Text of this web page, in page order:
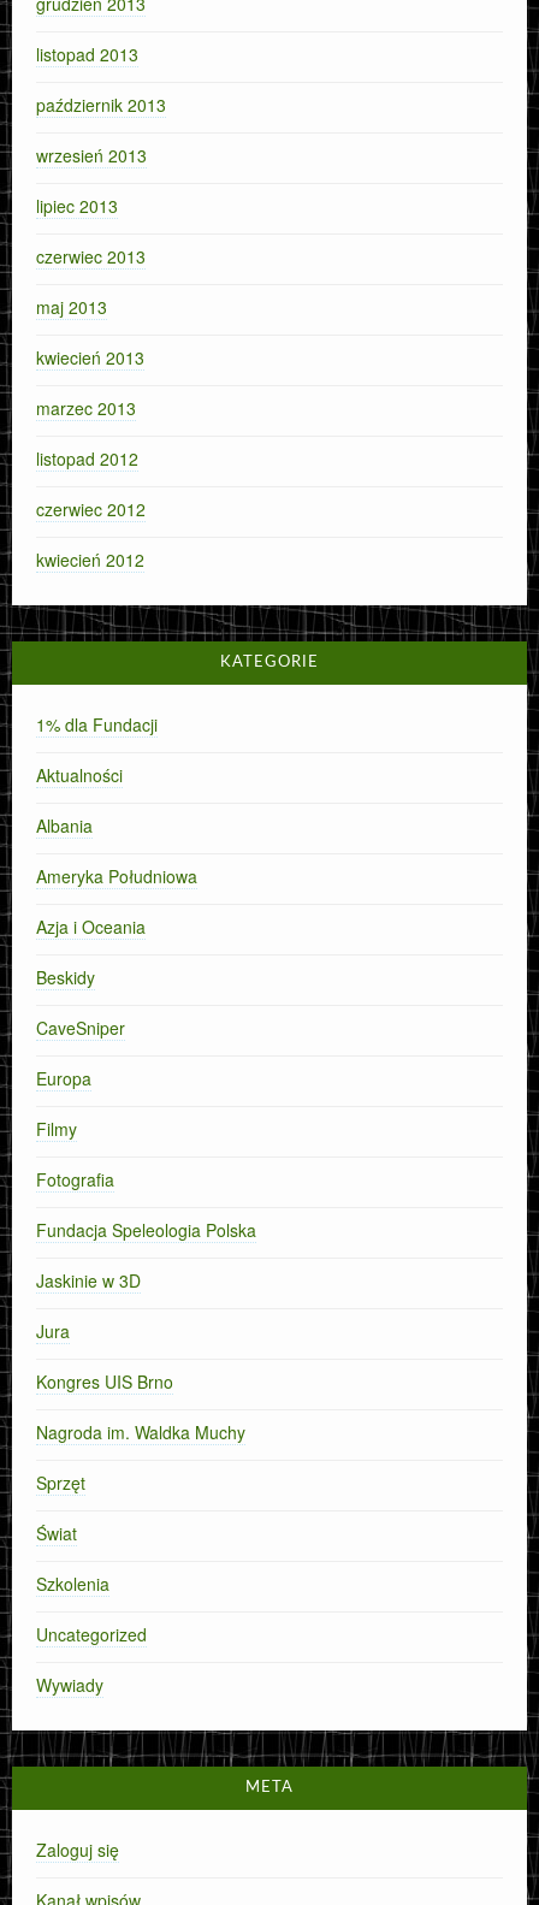
listopad 2013
październik 2013
wrzesień 2013
lipiec 2013
czerwiec 2013
maj 2013
kwiecień 2013
marzec 2013
listopad 2012
czerwiec 2012
kwiecień 2012
KATEGORIE
1% dla Fundacji
Aktualności
Albania
Ameryka Południowa
Azja i Oceania
Beskidy
CaveSniper
Europa
Filmy
Fotografia
Fundacja Speleologia Polska
Jaskinie w 3D
Jura
Kongres UIS Brno
Nagroda im. Waldka Muchy
Sprzęt
Świat
Szkolenia
Uncategorized
Wywiady
META
Zaloguj się
Kanał wpisów